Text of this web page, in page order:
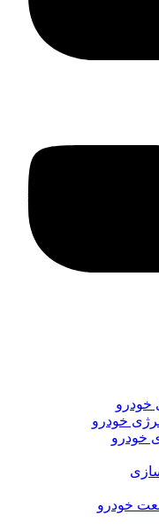
خودرو
خودرو
خودرو
خودرو